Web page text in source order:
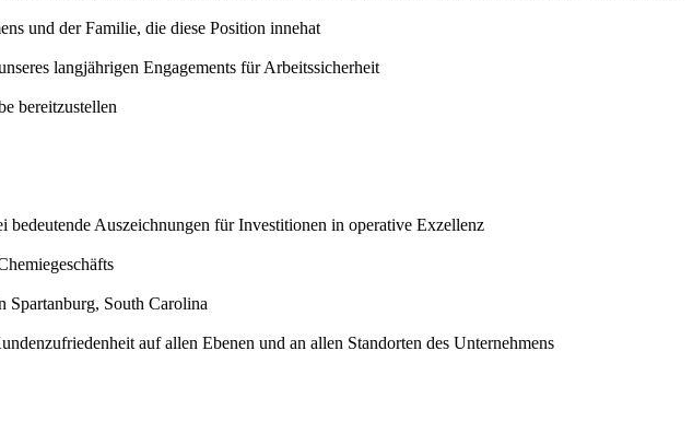
und der Familie, die diese Position innehat
langjährigen Engagements für Arbeitssicherheit
bereitzustellen
Auszeichnungen für Investitionen in operative Exzellenz
Spartanburg, South Carolina
auf allen Ebenen und an allen Standorten des Unternehmens